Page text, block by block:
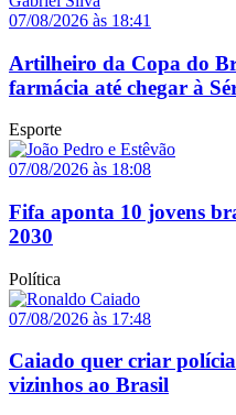
07/08/2026 às 18:41
Artilheiro da Copa do
farmácia até chegar à
Esporte
07/08/2026 às 18:08
Fifa aponta 10 jovens
2030
Política
07/08/2026 às 17:48
Caiado quer criar
vizinhos ao Brasil